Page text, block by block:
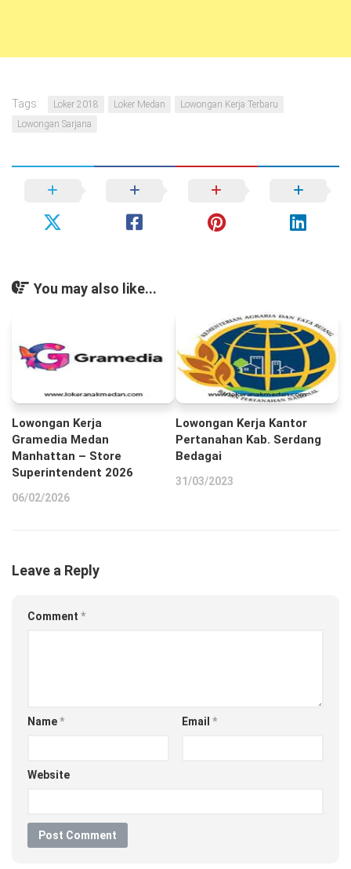
Tags: Loker 2018 Loker Medan
Lowongan Kerja Terbaru
Lowongan Sarjana
You may also like...
Lowongan Kerja
Gramedia Medan
Manhattan – Store
Superintendent 2026
06/02/2026
Lowongan Kerja Kantor
Pertanahan Kab. Serdang
Bedagai
31/03/2023
Leave a Reply
Comment *
Name* Email *
Website